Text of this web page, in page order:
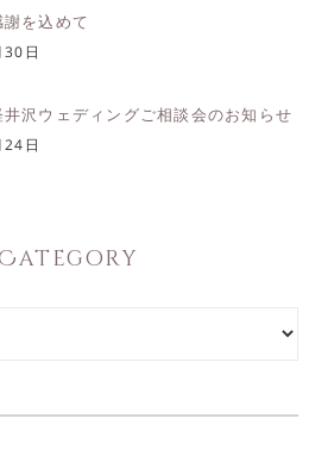
を込めて
日
沢ウェディングご相談会のお知らせ
日